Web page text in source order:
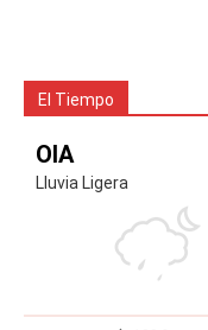
El Tiempo
OIA
Lluvia Ligera